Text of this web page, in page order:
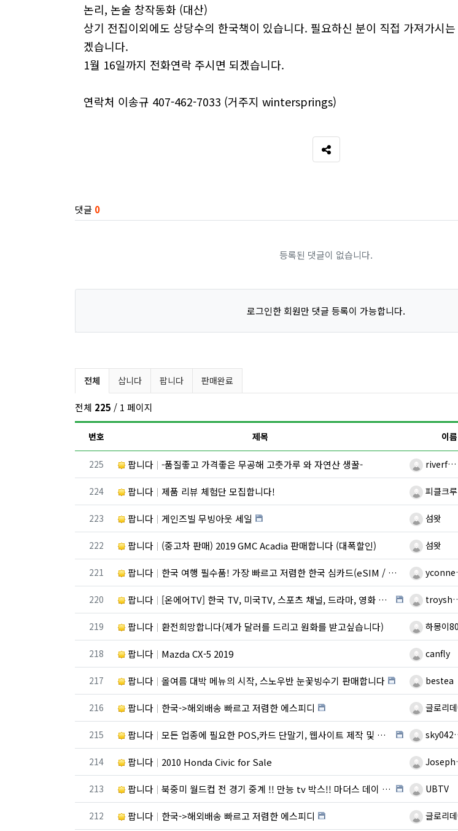
논리, 논술 창작동화 (대산)
상기 전집이외에도 상당수의 한국책이 있습니다. 필요하신 분이 직접 가져가시
겠습니다.
1월 16일까지 전화연락 주시면 되겠습니다.
연락처 이송규 407-462-7033 (거주지 wintersprings)
SNS 공유
댓글 0
등록된 댓글이 없습니다.
로그인한 회원만 댓글 등록이 가능합니다.
벼룩시장 분류 목록
전체 삽니다 팝니다 판매완료
전체 225 / 1 페이지
번호
제목 이름
번호
225 팝니다 -품질좋고 가격좋은 무공해 고춧가루 와 자연산 생꿀- 등록자riverf…
번호
224 팝니다 제품 리뷰 체험단 모집합니다! 등록자피클크루
번호
223 팝니다 게인즈빌 무빙아웃 세일 등록자섬왓
번호
222 팝니다 (중고차 판매) 2019 GMC Acadia 판매합니다 (대폭할인) 등록자섬왓
번호
221 팝니다 한국 여행 필수품! 가장 빠르고 저렴한 한국 심카드(eSIM / USIM) 등록자
번호
220 팝니다 [온에어TV] 한국 TV, 미국TV, 스포츠 채널, 드라마, 영화 시청 (월드컵 전 경기 시청) 박스 판매 … 등록자
번호
219 팝니다 환전희망합니다(제가 달러를 드리고 원화를 받고싶습니다) 등록자하몽이80
번호
218 팝니다 Mazda CX-5 2019 등록자canfly
번호
217 팝니다 올여름 대박 메뉴의 시작, 스노우반 눈꽃빙수기 판매합니다 등록자bestea
번호
216 팝니다 한국->해외배송 빠르고 저렴한 에스피디 등록자글로리
번호
215 팝니다 모든 업종에 필요한 POS,카드 단말기, 웹사이트 제작 및 온라인 광고를 한번에~~!!!! 등록자
번호
214 팝니다 2010 Honda Civic for Sale 등록자
번호
213 팝니다 북중미 월드컵 전 경기 중계 !! 만능 tv 박스!! 마더스 데이 효도 선물!! 등록자UBTV
번호
212 팝니다 한국->해외배송 빠르고 저렴한 에스피디 등록자글로리